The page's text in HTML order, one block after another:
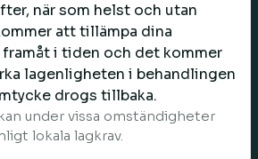
när som helst och utan
att tillämpa dina
i tiden och det kommer
lagenligheten i behandlingen
drogs tillbaka.
under vissa omständigheter
lokala lagkrav.